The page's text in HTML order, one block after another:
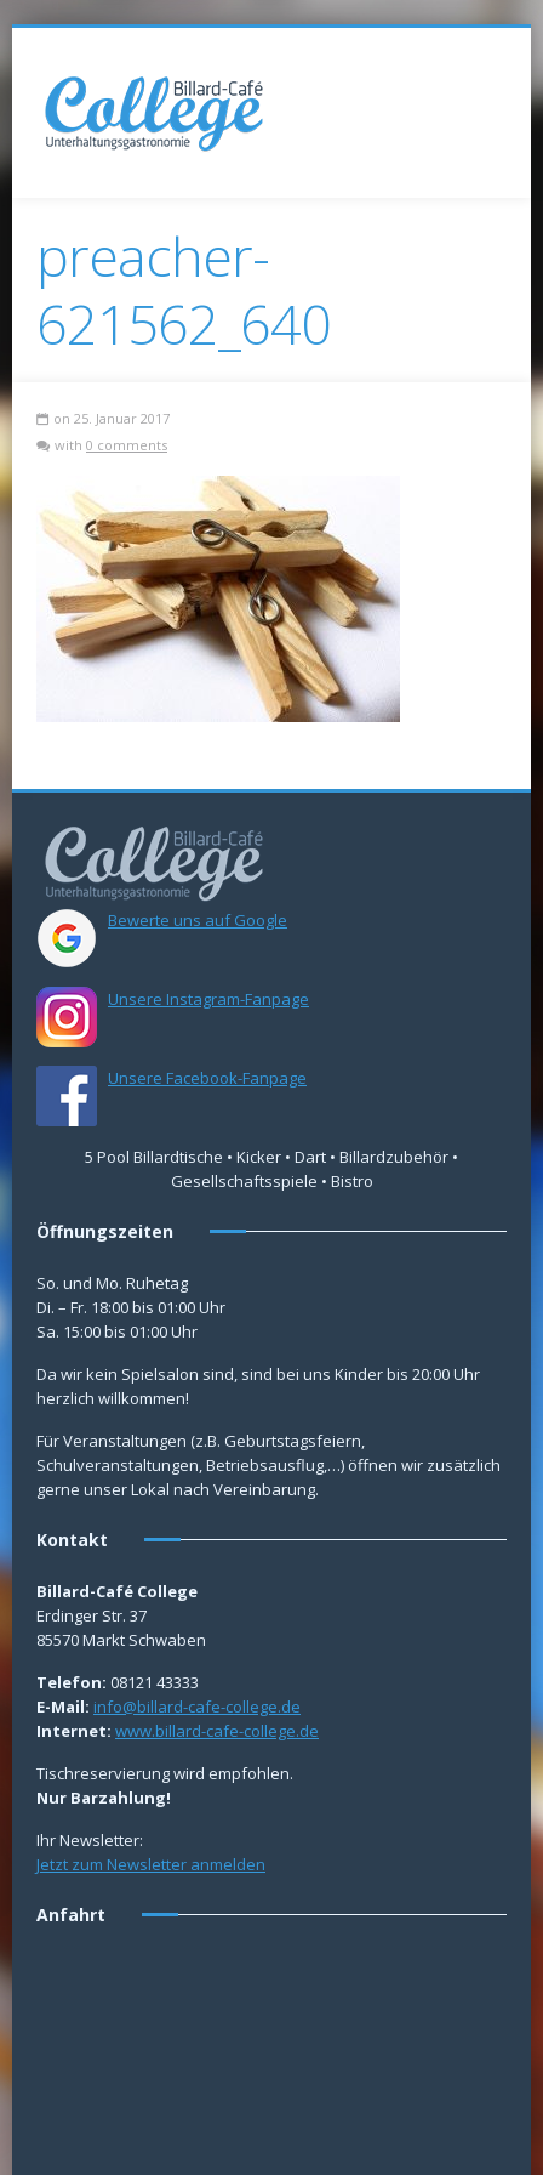
preacher-
621562_640
on 25. Januar 2017
with 0 comments
Bewerte uns auf Google
Unsere Instagram-Fanpage
Unsere Facebook-Fanpage
5 Pool Billardtische • Kicker • Dart • Billardzubehör •
Gesellschaftsspiele • Bistro
Öffnungszeiten
So. und Mo. Ruhetag
Di. – Fr. 18:00 bis 01:00 Uhr
Sa. 15:00 bis 01:00 Uhr
Da wir kein Spielsalon sind, sind bei uns Kinder bis 20:00 Uhr
herzlich willkommen!
Für Veranstaltungen (z.B. Geburtstagsfeiern,
Schulveranstaltungen, Betriebsausflug,…) öffnen wir zusätzlich
gerne unser Lokal nach Vereinbarung.
Kontakt
Billard-Café College
Erdinger Str. 37
85570 Markt Schwaben
Telefon: 08121 43333
E-Mail: info@billard-cafe-college.de
Internet: www.billard-cafe-college.de
Tischreservierung wird empfohlen.
Nur Barzahlung!
Ihr Newsletter:
Jetzt zum Newsletter anmelden
Anfahrt